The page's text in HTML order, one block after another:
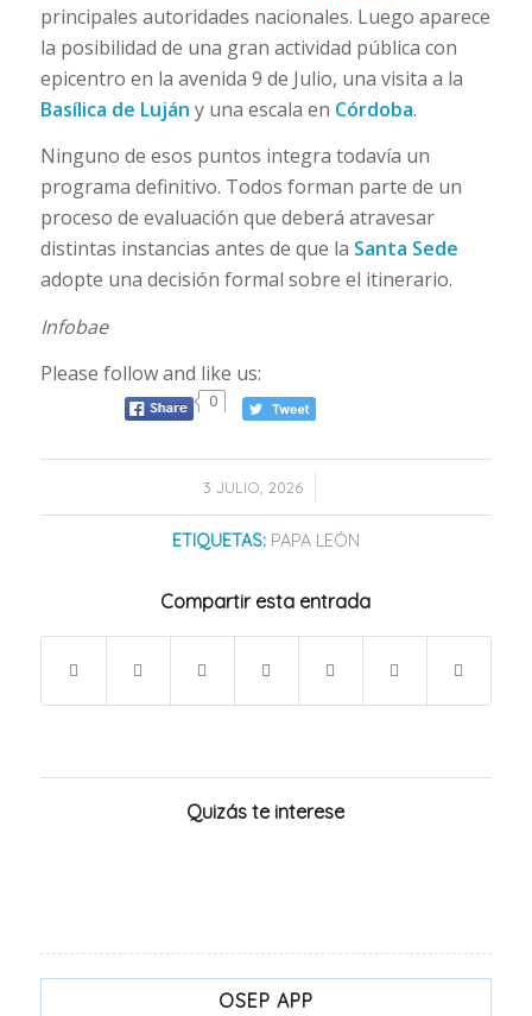
principales autoridades nacionales. Luego aparece
la posibilidad de una gran actividad pública con
epicentro en la avenida 9 de Julio, una visita a la
Basílica de Luján y una escala en Córdoba.
Ninguno de esos puntos integra todavía un
programa definitivo. Todos forman parte de un
proceso de evaluación que deberá atravesar
distintas instancias antes de que la Santa Sede
adopte una decisión formal sobre el itinerario.
Infobae
Please follow and like us:
0
3 JULIO, 2026
ETIQUETAS: PAPA LEÓN
Compartir esta entrada
Quizás te interese
OSEP APP